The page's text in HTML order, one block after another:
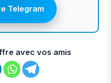
Telegram
avec vos amis